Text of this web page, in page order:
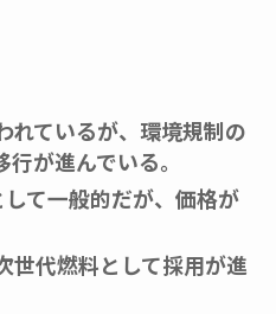
れているが、環境規制の
が進んでいる。
て一般的だが、価格が
世代燃料として採用が進